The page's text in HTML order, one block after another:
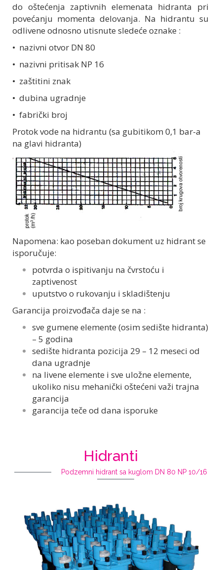
do oštećenja zaptivnih elemenata hidranta pri
povećanju momenta delovanja. Na hidrantu su
odlivene odnosno utisnute sledeće oznake :
• nazivni otvor DN 80
• nazivni pritisak NP 16
• zaštitini znak
• dubina ugradnje
• fabrički broj
Protok vode na hidrantu (sa gubitikom 0,1 bar-a
na glavi hidranta)
Napomena: kao poseban dokument uz hidrant se
isporučuje:
potvrda o ispitivanju na čvrstoću i
zaptivenost
uputstvo o rukovanju i skladištenju
Garancija proizvođača daje se na :
sve gumene elemente (osim sedište hidranta)
– 5 godina
sedište hidranta pozicija 29 – 12 meseci od
dana ugradnje
na livene elemente i sve uložne elemente,
ukoliko nisu mehanički oštećeni važi trajna
garancija
garancija teče od dana isporuke
Hidranti
Podzemni hidrant sa kuglom DN 80 NP 10/16